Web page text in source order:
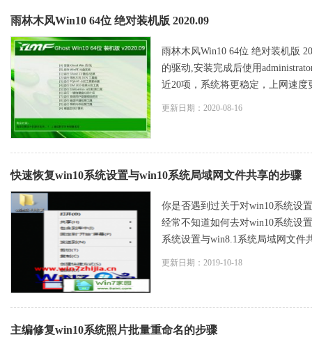
雨林木风Win10 64位 绝对装机版 2020.09
雨林木风Win10 64位 绝对装机版
的驱动,安装完成后使用
近20项，系统将更稳定，上网速
更新日期：2020-08-16
快速恢复win10系统设置与win10系统局域网文件共享的步骤
你是否遇到过关于对win10系统设
经常不知道如何去对win10系统设
系统设置与win8.1系统局域网文件
更新日期：2019-10-18
主编修复win10系统照片批量重命名的步骤